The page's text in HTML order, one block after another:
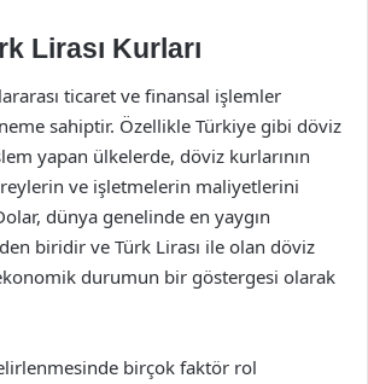
Lirası Kurları
ticaret ve finansal işlemler
sahiptir. Özellikle Türkiye gibi döviz
yapan ülkelerde, döviz kurlarının
ve işletmelerin maliyetlerini
dünya genelinde en yaygın
biridir ve Türk Lirası ile olan döviz
durumun bir göstergesi olarak
birçok faktör rol